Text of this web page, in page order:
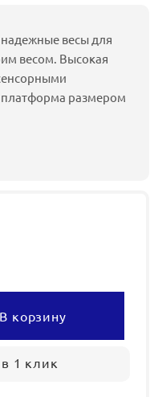
надежные весы для
весом. Высокая
платформа размером
В корзину
в 1 клик